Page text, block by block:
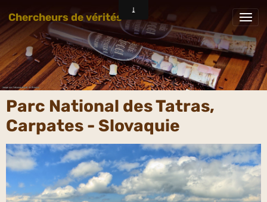
Chercheurs de vérités
Parc National des Tatras,
Carpates - Slovaquie